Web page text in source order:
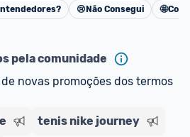
Cancelar
😢 Não Consegui 🤩
pela comunidade
novas promoções dos termos
tenis nike journey